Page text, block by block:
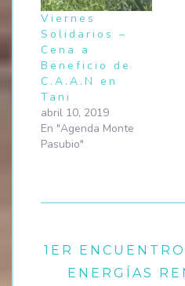
Viernes
Solidarios –
Cena a
Beneficio de
C.A.A.N en
Tani
abril 10, 2019
En "Agenda Monte
Pasubio"
1ER
ENERGÍAS